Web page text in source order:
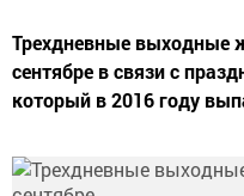
Трехдневные выходные
сентябре в связи с
который в 2016 году